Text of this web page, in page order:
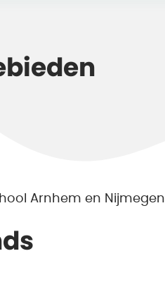
Arnhem en Nijmegen